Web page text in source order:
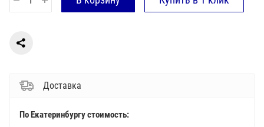
Доставка
По Екатеринбургу стоимость: